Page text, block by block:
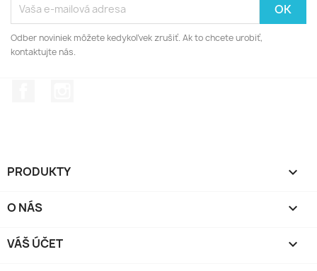
Odber noviniek môžete kedykoľvek zrušiť. Ak to chcete urobiť,
kontaktujte nás.
PRODUKTY 
O NÁS 
VÁŠ ÚČET 